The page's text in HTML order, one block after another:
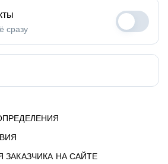
ЗАКАЗЧИКА НА САЙТЕ
сразу